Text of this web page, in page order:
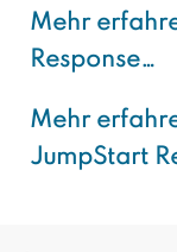
Mehr
Response…
Mehr
JumpStart